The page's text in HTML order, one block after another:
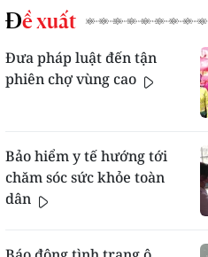
Đề xuất
Đưa pháp luật đến tận
phiên chợ vùng cao
Bảo hiểm y tế hướng tới
chăm sóc sức khỏe toàn
dân